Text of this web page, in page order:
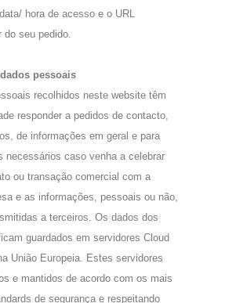
hora de acesso e o URL
do seu pedido.
pessoais
recolhidos neste website têm
responder a pedidos de contacto,
de informações em geral e para
necessários caso venha a celebrar
ou transação comercial com a
e as informações, pessoais ou não,
a terceiros. Os dados dos
guardados em servidores Cloud
União Europeia. Estes servidores
e mantidos de acordo com os mais
de segurança e respeitando